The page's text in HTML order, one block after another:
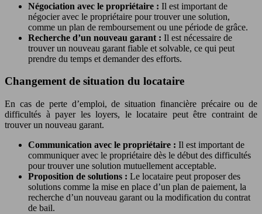
Négociation avec le propriétaire : Il est important de
négocier avec le propriétaire pour trouver une solution,
comme un plan de remboursement ou une période de grâce.
Recherche d’un nouveau garant : Il est nécessaire de
trouver un nouveau garant fiable et solvable, ce qui peut
prendre du temps et demander des efforts.
Changement de situation du locataire
En cas de perte d’emploi, de situation financière précaire ou de
difficultés à payer les loyers, le locataire peut être contraint de
trouver un nouveau garant.
Communication avec le propriétaire : Il est important de
communiquer avec le propriétaire dès le début des difficultés
pour trouver une solution mutuellement acceptable.
Proposition de solutions : Le locataire peut proposer des
solutions comme la mise en place d’un plan de paiement, la
recherche d’un nouveau garant ou la modification du contrat
de bail.